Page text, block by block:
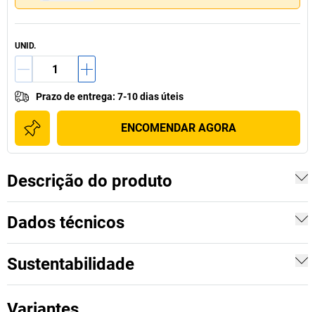
UNID.
Prazo de entrega: 7-10 dias úteis
ENCOMENDAR AGORA
Descrição do produto
Dados técnicos
Sustentabilidade